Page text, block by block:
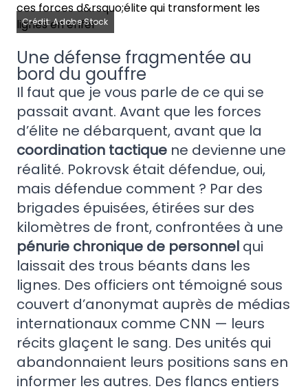
Crédit: Adobe Stock
Une défense fragmentée au
bord du gouffre
Il faut que je vous parle de ce qui se
passait avant. Avant que les forces
d’élite ne débarquent, avant que la
coordination tactique ne devienne une
réalité. Pokrovsk était défendue, oui,
mais défendue comment ? Par des
brigades épuisées, étirées sur des
kilomètres de front, confrontées à une
pénurie chronique de personnel qui
laissait des trous béants dans les
lignes. Des officiers ont témoigné sous
couvert d’anonymat auprès de médias
internationaux comme CNN — leurs
récits glaçent le sang. Des unités qui
abandonnaient leurs positions sans en
informer les autres. Des flancs entiers